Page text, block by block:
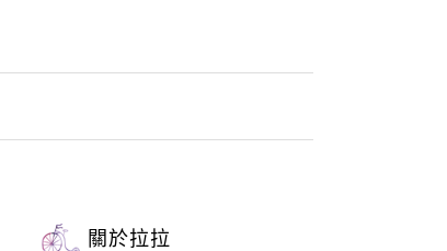
關於拉拉